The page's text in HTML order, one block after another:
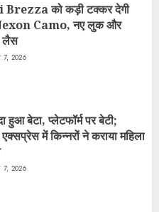
को कड़ी टक्कर देगी
Camo, नए लुक और
लैस
7, 2026
हुआ बेटा, प्लेटफॉर्म पर बेटी;
में किन्नरों ने कराया महिला
7, 2026